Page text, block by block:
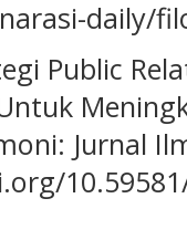
daily/
Public
Jurnal